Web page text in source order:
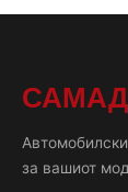
за вашиот